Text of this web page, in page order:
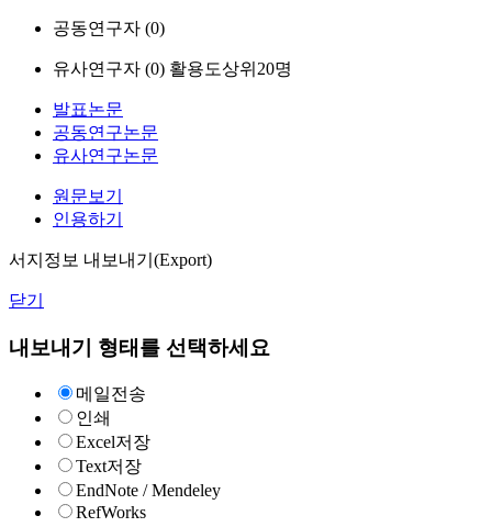
공동연구자 (0)
유사연구자 (0) 활용도상위20명
발표논문
공동연구논문
유사연구논문
원문보기
인용하기
서지정보 내보내기(Export)
닫기
내보내기 형태를 선택하세요
메일전송
인쇄
Excel저장
Text저장
EndNote / Mendeley
RefWorks